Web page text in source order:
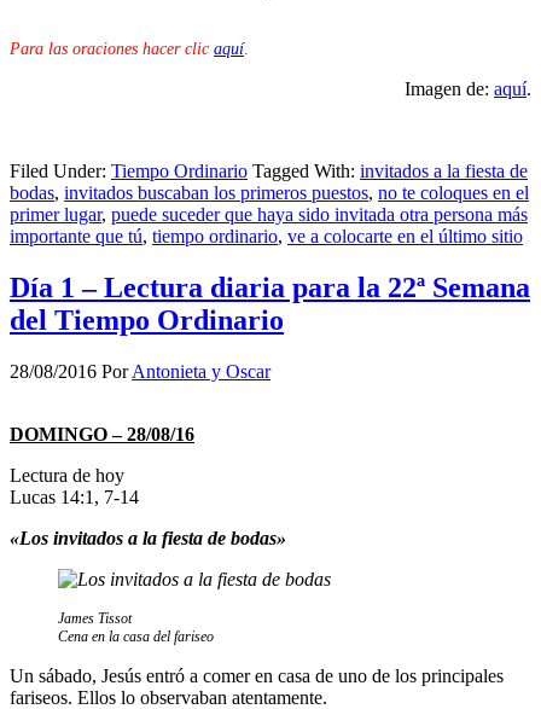
Para las oraciones hacer clic aquí.
Imagen de: aquí.
Filed Under: Tiempo Ordinario Tagged With: invitados a la fiesta de
bodas, invitados buscaban los primeros puestos, no te coloques en el
primer lugar, puede suceder que haya sido invitada otra persona más
importante que tú, tiempo ordinario, ve a colocarte en el último sitio
Día 1 – Lectura diaria para la 22ª Semana
del Tiempo Ordinario
28/08/2016 PorAntonieta y Oscar
DOMINGO – 28/08/16
Lectura de hoy
Lucas 14:1, 7-14
«Los invitados a la fiesta de bodas»
James Tissot
Cena en la casa del fariseo
Un sábado, Jesús entró a comer en casa de uno de los principales
fariseos. Ellos lo observaban atentamente.